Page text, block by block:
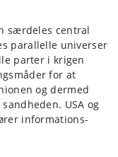
særdeles central
parallelle universer
parter i krigen
for at
og dermed
USA og
informations-